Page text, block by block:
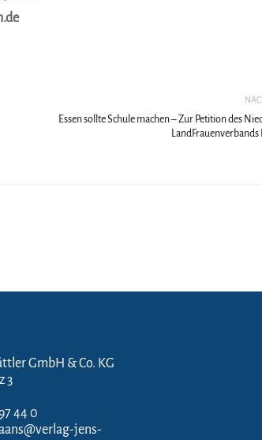
Essen sollte Schule machen – Zur Petition des
LandFrauenverbands
GmbH & Co. KG
3
44 0
jens-